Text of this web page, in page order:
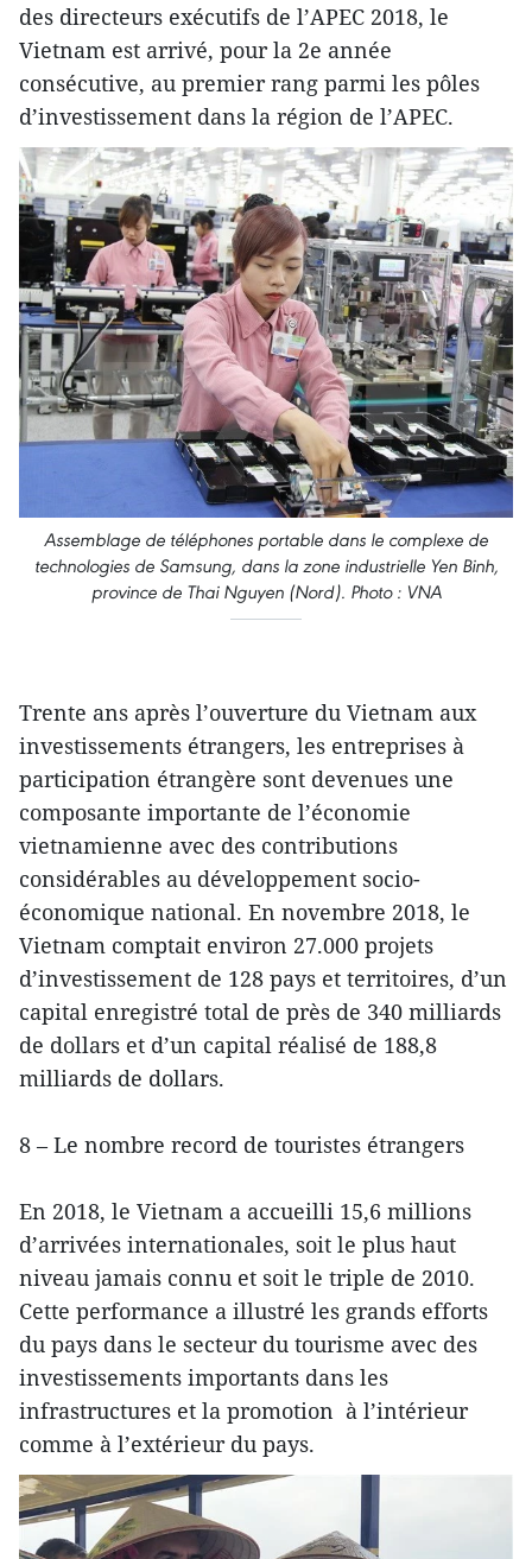
des directeurs exécutifs de l’APEC 2018, le
Vietnam est arrivé, pour la 2e année
consécutive, au premier rang parmi les pôles
d’investissement dans la région de l’APEC.
Assemblage de téléphones portable dans le complexe de
technologies de Samsung, dans la zone industrielle Yen Binh,
province de Thai Nguyen (Nord). Photo : VNA
Trente ans après l’ouverture du Vietnam aux
investissements étrangers, les entreprises à
participation étrangère sont devenues une
composante importante de l’économie
vietnamienne avec des contributions
considérables au développement socio-
économique national. En novembre 2018, le
Vietnam comptait environ 27.000 projets
d’investissement de 128 pays et territoires, d’un
capital enregistré total de près de 340 milliards
de dollars et d’un capital réalisé de 188,8
milliards de dollars.
8 – Le nombre record de touristes étrangers
En 2018, le Vietnam a accueilli 15,6 millions
d’arrivées internationales, soit le plus haut
niveau jamais connu et soit le triple de 2010.
Cette performance a illustré les grands efforts
du pays dans le secteur du tourisme avec des
investissements importants dans les
infrastructures et la promotion à l’intérieur
comme à l’extérieur du pays.